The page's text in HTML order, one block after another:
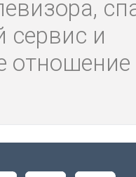
сервис и
отношение